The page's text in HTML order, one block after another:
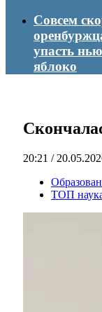
Совсем
упасть
яблоко
20:21 /
ТОП